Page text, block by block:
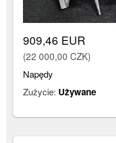
909,46 EUR
(22 000,00 CZK)
Napędy
Zużycie: Używane